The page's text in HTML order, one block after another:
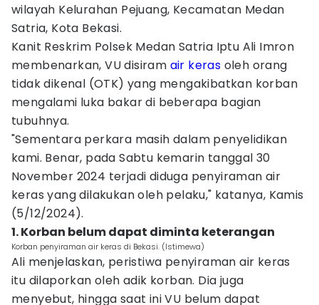
wilayah Kelurahan Pejuang, Kecamatan Medan
Satria, Kota Bekasi.
Kanit Reskrim Polsek Medan Satria Iptu Ali Imron
membenarkan, VU disiram air keras oleh orang
tidak dikenal (OTK) yang mengakibatkan korban
mengalami luka bakar di beberapa bagian
tubuhnya.
"Sementara perkara masih dalam penyelidikan
kami. Benar, pada Sabtu kemarin tanggal 30
November 2024 terjadi diduga penyiraman air
keras yang dilakukan oleh pelaku," katanya, Kamis
(5/12/2024).
1. Korban belum dapat diminta keterangan
Korban penyiraman air keras di Bekasi. (Istimewa)
Ali menjelaskan, peristiwa penyiraman air keras
itu dilaporkan oleh adik korban. Dia juga
menyebut, hingga saat ini VU belum dapat